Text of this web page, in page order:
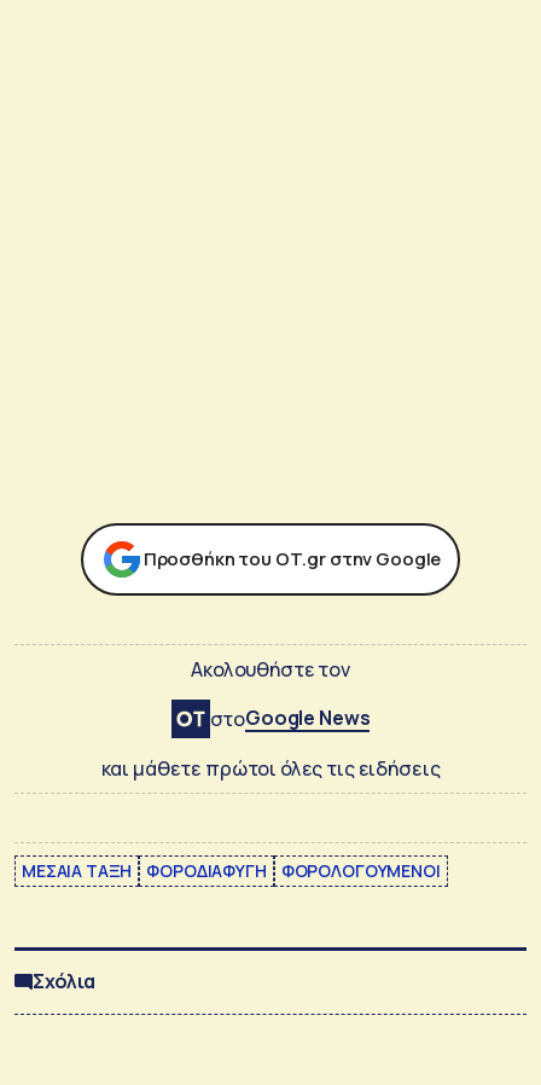
Προσθήκη του ΟΤ.gr στην Google
Ακολουθήστε τον
στοGoogle News
και μάθετε πρώτοι όλες τις ειδήσεις
ΜΕΣΑΙΑ ΤΑΞΗ ΦΟΡΟΔΙΑΦΥΓΗ ΦΟΡΟΛΟΓΟΥΜΕΝΟΙ
Σχόλια